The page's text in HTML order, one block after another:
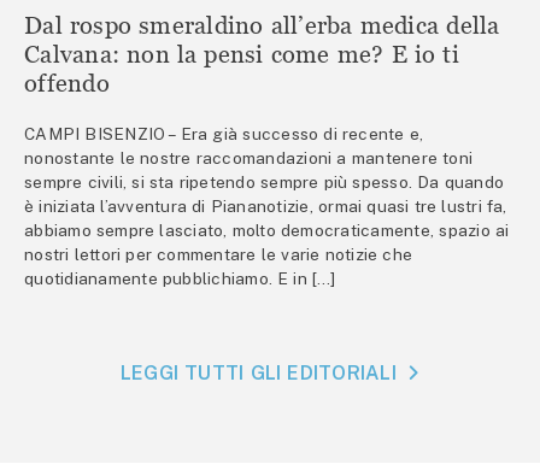
Dal rospo smeraldino all’erba medica della
Calvana: non la pensi come me? E io ti
offendo
CAMPI BISENZIO – Era già successo di recente e,
nonostante le nostre raccomandazioni a mantenere toni
sempre civili, si sta ripetendo sempre più spesso. Da quando
è iniziata l’avventura di Piananotizie, ormai quasi tre lustri fa,
abbiamo sempre lasciato, molto democraticamente, spazio ai
nostri lettori per commentare le varie notizie che
quotidianamente pubblichiamo. E in […]
LEGGI TUTTI GLI EDITORIALI